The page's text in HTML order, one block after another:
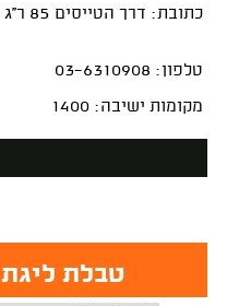
כתובת: דרך הטייסים 85 ר''ג
טלפון: 03-6310908
מקומות ישיבה: 1400
טבלת ליגת